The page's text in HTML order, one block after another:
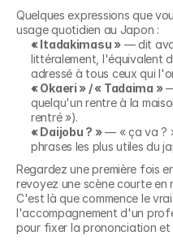
Quelques expressions que
usage quotidien au Japon :
« Itadakimasu » — dit
littéralement, l'équivalent
adressé à tous ceux qui
« Okaeri » / « Tadaima » —
quelqu'un rentre à la
rentré »).
« Daijobu ? » — « ça va ?
phrases les plus utiles du
Regardez une première fois
revoyez une scène courte
C'est là que commence le
l'accompagnement d'un
pour fixer la prononciation et